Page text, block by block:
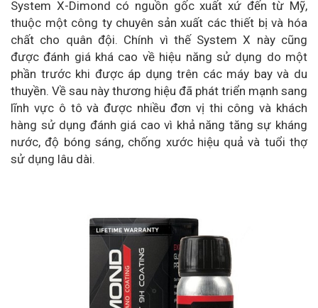
System X-Dimond có nguồn gốc xuất xứ đến từ Mỹ,
thuộc một công ty chuyên sản xuất các thiết bị và hóa
chất cho quân đội. Chính vì thế System X này cũng
được đánh giá khá cao về hiệu năng sử dụng do một
phần trước khi được áp dụng trên các máy bay và du
thuyền. Về sau này thương hiệu đã phát triển mạnh sang
lĩnh vực ô tô và được nhiều đơn vị thi công và khách
hàng sử dụng đánh giá cao vì khả năng tăng sự kháng
nước, độ bóng sáng, chống xước hiệu quả và tuổi thợ
sử dụng lâu dài.